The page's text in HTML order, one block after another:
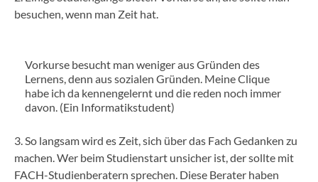
besuchen, wenn man Zeit hat.
Vorkurse besucht man weniger aus Gründen des
Lernens, denn aus sozialen Gründen. Meine Clique
habe ich da kennengelernt und die reden noch immer
davon. (Ein Informatikstudent)
3. So langsam wird es Zeit, sich über das Fach Gedanken zu
machen. Wer beim Studienstart unsicher ist, der sollte mit
FACH-Studienberatern sprechen. Diese Berater haben